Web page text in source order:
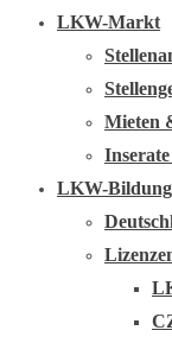
LKW-Markt
Mieten
LKW-Bildung